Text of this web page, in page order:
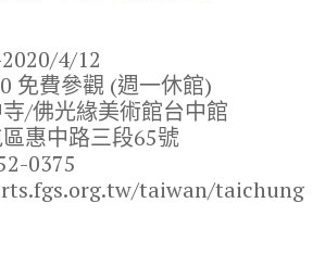
4/12
免費參觀 (週一休館)
/佛光緣美術館台中館
惠中路三段65號
0375
taiwan/taichung